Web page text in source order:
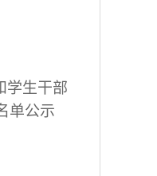
学生干部
单公示